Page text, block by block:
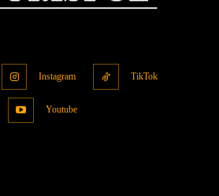
Instagram TikTok
Youtube